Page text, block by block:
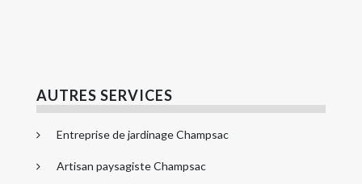
AUTRES SERVICES
Entreprise de jardinage Champsac
Artisan paysagiste Champsac